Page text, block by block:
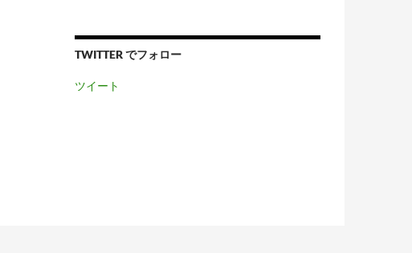
TWITTER でフォロー
ツイート